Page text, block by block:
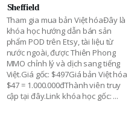
Sheffield
Tham gia mua bản Việt hóaĐây là
khóa học hướng dẫn bán sản
phẩm POD trên Etsy, tài liệu từ
nước ngoài, được Thiên Phong
MMO chỉnh lý và dịch sang tiếng
Việt.Giá gốc: $497Giá bản Việt hóa
$47 = 1.000.000đThành viên truy
cập tại đây.Link khóa học gốc: ...